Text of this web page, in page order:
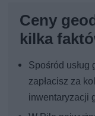
Ceny
kilka
Spośród
zapłacisz za
inwentaryzacji